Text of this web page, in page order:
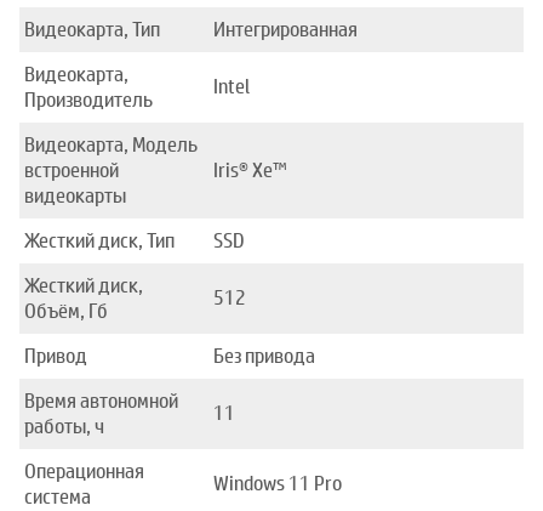
Видеокарта, Тип
Интегрированная
Видеокарта,
Производитель
Intel
Видеокарта, Модель
встроенной
видеокарты
Iris® Xe™
Жесткий диск, Тип
SSD
Жесткий диск,
Объём, Гб
512
Привод
Без привода
Время автономной
работы, ч
11
Операционная
система
Windows 11 Pro